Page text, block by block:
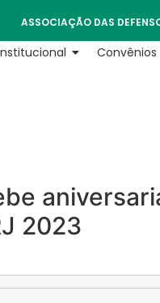
ASSOCIAÇÃO DAS
Convênios
2023